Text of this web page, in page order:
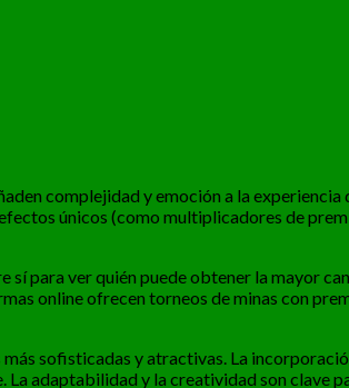
complejidad y emoción a la experiencia
únicos (como multiplicadores de
para ver quién puede obtener la mayor
online ofrecen torneos de minas con
sofisticadas y atractivas. La
adaptabilidad y la creatividad son clave